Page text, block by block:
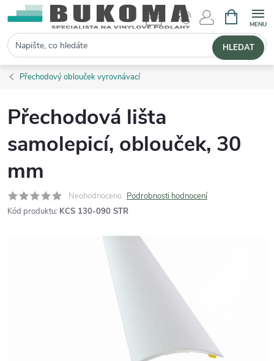
Hledat HLEDAT
Přechodový oblouček vyrovnávací
Přechodová lišta
samolepicí, oblouček, 30
mm
Neohodnoceno Podrobnosti hodnocení
Kód produktu: KCS 130-090 STR